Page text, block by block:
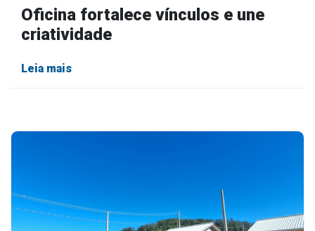
Oficina fortalece vínculos e une
criatividade
Leia mais